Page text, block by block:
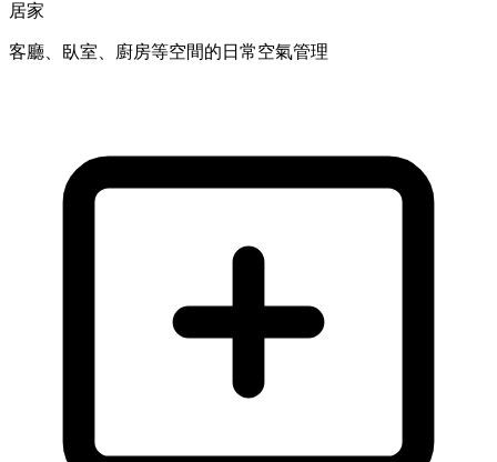
居家
客廳、臥室、廚房等空間的日常空氣管理